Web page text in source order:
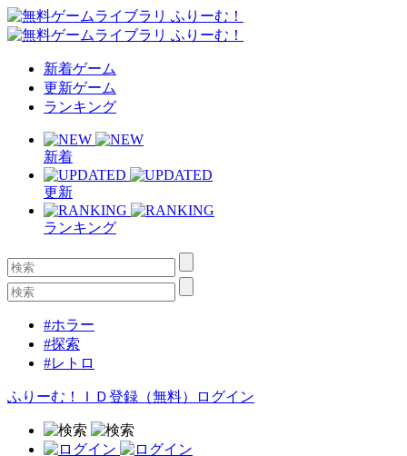
新着ゲーム
更新ゲーム
ランキング
新着
更新
ランキング
#ホラー
#探索
#レトロ
ふりーむ！ＩＤ登録（無料） ログイン